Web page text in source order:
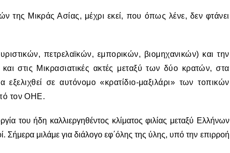
της Μικράς Ασίας, μέχρι εκεί, που όπως λένε, δεν φτάνει
πετρελαϊκών, εμπορικών, βιομηχανικών) και την
στις Μικρασιατικές ακτές μεταξύ των δύο κρατών, στα
σε αυτόνομο «κρατίδιο-μαξιλάρι» των τοπικών
τον ΟΗΕ.
του ήδη καλλιεργηθέντος κλίματος φιλίας μεταξύ Ελλήνων
Σήμερα μιλάμε για διάλογο εφ΄όλης της ύλης, υπό την επιρροή